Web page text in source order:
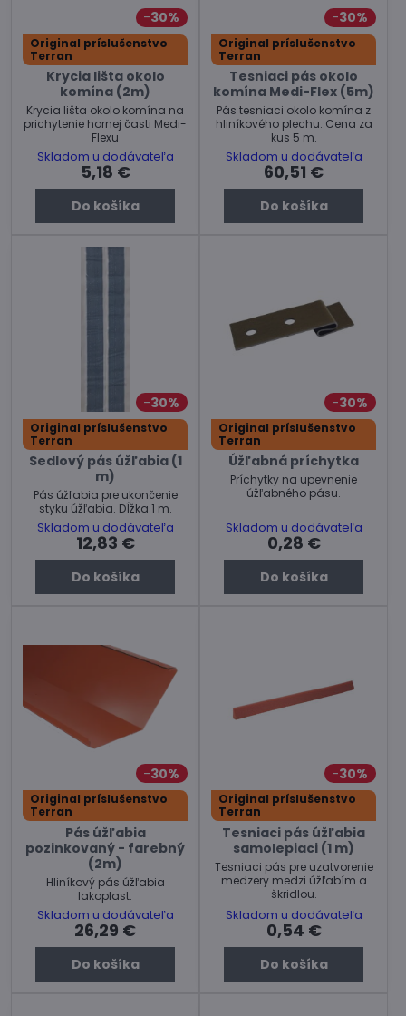
30%
Original príslušenstvo
Terran
Krycia lišta okolo
komína (2m)
Krycia lišta okolo komína na
prichytenie hornej časti Medi-
Flexu
Skladom u dodávateľa
5,18 €
Do košíka
30%
Original príslušenstvo
Terran
Tesniaci pás okolo
komína Medi-Flex (5m)
Pás tesniaci okolo komína z
hliníkového plechu. Cena za
kus 5 m.
Skladom u dodávateľa
60,51 €
Do košíka
30%
Original príslušenstvo
Terran
Sedlový pás úžľabia (1
m)
Pás úžľabia pre ukončenie
styku úžľabia. Dĺžka 1 m.
Skladom u dodávateľa
12,83 €
Do košíka
30%
Original príslušenstvo
Terran
Úžľabná príchytka
Príchytky na upevnenie
úžľabného pásu.
Skladom u dodávateľa
0,28 €
Do košíka
30%
Original príslušenstvo
Terran
Pás úžľabia
pozinkovaný - farebný
(2m)
Hliníkový pás úžľabia
lakoplast.
Skladom u dodávateľa
26,29 €
Do košíka
30%
Original príslušenstvo
Terran
Tesniaci pás úžľabia
samolepiaci (1 m)
Tesniaci pás pre uzatvorenie
medzery medzi úžľabím a
škridlou.
Skladom u dodávateľa
0,54 €
Do košíka